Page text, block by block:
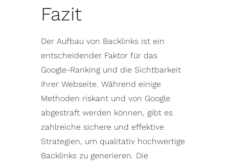
Fazit
Der Aufbau von Backlinks ist ein
entscheidender Faktor für das
Google-Ranking und die Sichtbarkeit
Ihrer Webseite. Während einige
Methoden riskant und von Google
abgestraft werden können, gibt es
zahlreiche sichere und effektive
Strategien, um qualitativ hochwertige
Backlinks zu generieren. Die